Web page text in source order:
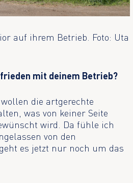
auf ihrem Betrieb. Foto: Uta
mit deinem Betrieb?
die artgerechte
was von keiner Seite
wird. Da fühle ich
von den
es jetzt nur noch um das